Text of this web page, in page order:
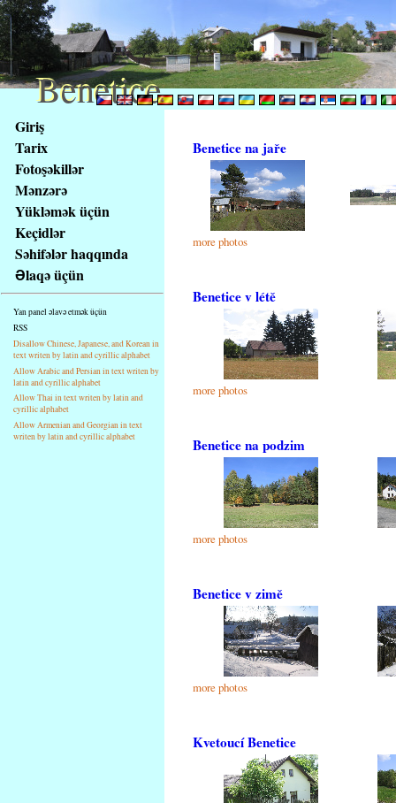
obsah
stránky
Klávesové
zkratky
tomto
webu
základní
strana
Giriş
Tarix
Fotoşəkillər
Mənzərə
Yükləmək üçün
Keçidlər
Səhifələr haqqında
Əlaqə üçün
Yan panel əlavə etmək üçün
RSS
Disallow Chinese, Japanese, and Korean in
text writen by latin and cyrillic alphabet
Allow Arabic and Persian in text writen by
latin and cyrillic alphabet
Allow Thai in text writen by latin and
cyrillic alphabet
Allow Armenian and Georgian in text
writen by latin and cyrillic alphabet
Benetice na jaře
more photos
Benetice v létě
more photos
Benetice na podzim
more photos
Benetice v zimě
more photos
Kvetoucí Benetice
Benetice
Benetice